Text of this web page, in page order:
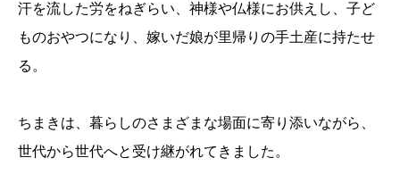
汗を流した労をねぎらい、神様や仏様にお供えし、子ど
ものおやつになり、嫁いだ娘が里帰りの手土産に持たせ
る。
ちまきは、暮らしのさまざまな場面に寄り添いながら、
世代から世代へと受け継がれてきました。